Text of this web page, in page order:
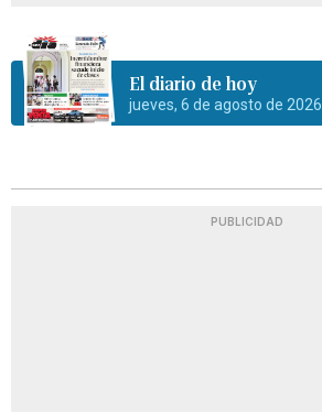
El diario de hoy
jueves, 6 de agosto de 2026
PUBLICIDAD